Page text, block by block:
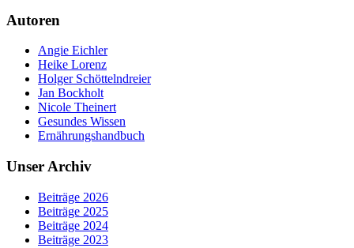
Autoren
Angie Eichler
Heike Lorenz
Holger Schöttelndreier
Jan Bockholt
Nicole Theinert
Gesundes Wissen
Ernährungshandbuch
Unser Archiv
Beiträge 2026
Beiträge 2025
Beiträge 2024
Beiträge 2023